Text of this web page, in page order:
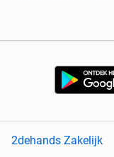
2dehands Zakelijk